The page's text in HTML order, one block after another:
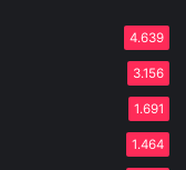
4.639
3.156
1.691
1.464